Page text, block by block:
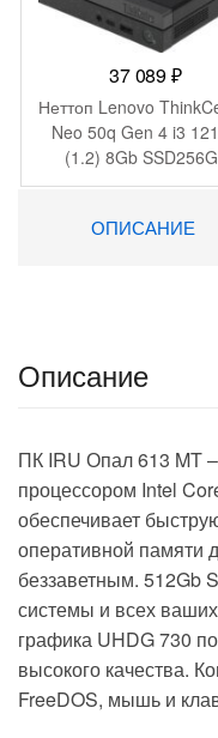
37 089₽
Неттоп Lenovo
Neo 50q Gen 4 i3
(1.2) 8Gb
UHDG без ОС GbitEth
клавиатура черный
ОПИСАНИЕ
Описание
ПК IRU Опал 613 MT
процессором Intel
обеспечивает
оперативной памяти
беззаветным. 512Gb
системы и всех
графика UHDG 730
высокого качества.
FreeDOS, мышь и